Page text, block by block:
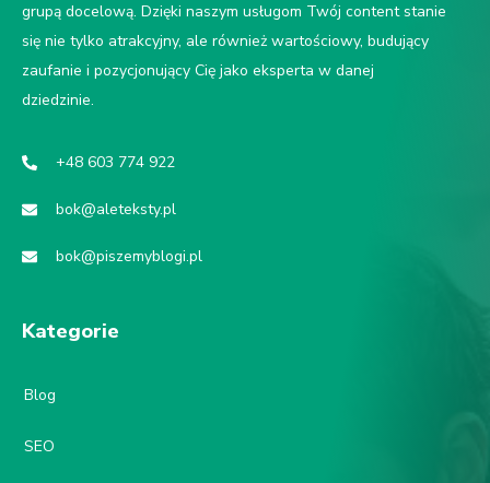
grupą docelową. Dzięki naszym usługom Twój content stanie
się nie tylko atrakcyjny, ale również wartościowy, budujący
zaufanie i pozycjonujący Cię jako eksperta w danej
dziedzinie.
+48 603 774 922
bok@aleteksty.pl
bok@piszemyblogi.pl
Kategorie
Blog
SEO